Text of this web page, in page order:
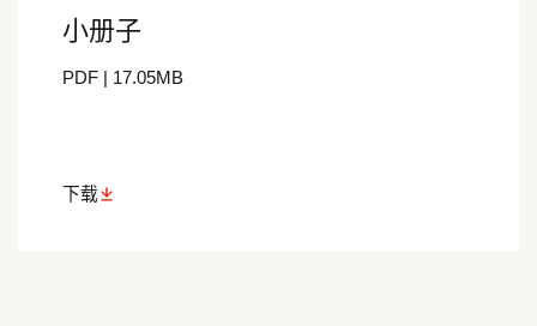
小册子
PDF| 17.05MB
下载